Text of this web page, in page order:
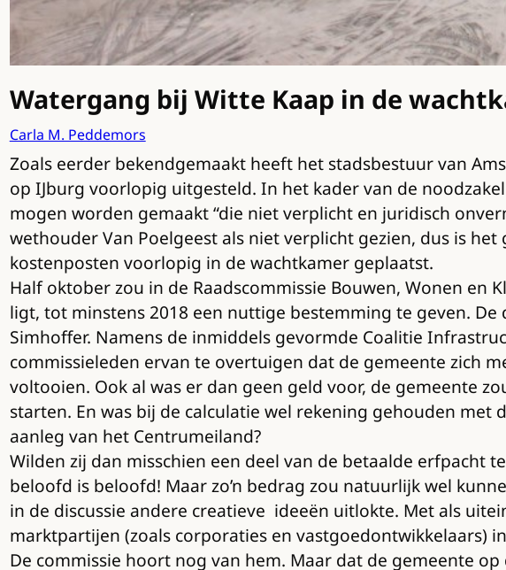
Watergang bij Witte Kaap in de
Carla M. Peddemors
Zoals eerder bekendgemaakt heeft het stadsbestuur van
op IJburg voorlopig uitgesteld. In het kader van de
mogen worden gemaakt “die niet verplicht en juridisch
wethouder Van Poelgeest als niet verplicht gezien, dus is
kostenposten voorlopig in de wachtkamer geplaatst.
Half oktober zou in de Raadscommissie Bouwen, Wonen
ligt, tot minstens 2018 een nuttige bestemming te geven.
Simhoffer. Namens de inmiddels gevormde Coalitie
commissieleden ervan te overtuigen dat de gemeente zich
voltooien. Ook al was er dan geen geld voor, de gemeente
starten. En was bij de calculatie wel rekening gehouden
aanleg van het Centrumeiland?
Wilden zij dan misschien een deel van de betaalde erfpacht
beloofd is beloofd! Maar zo’n bedrag zou natuurlijk wel
in de discussie andere creatieve ideeën uitlokte. Met als
marktpartijen (zoals corporaties en vastgoedontwikkelaars)
De commissie hoort nog van hem. Maar dat de gemeente